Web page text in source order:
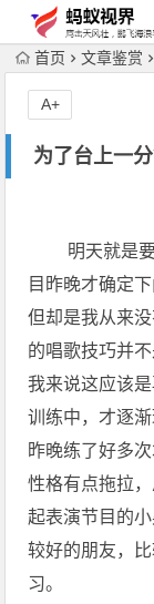
首页 文章鉴赏
为了台上一
A+
明天就是要
目昨晚才确定
但却是我从来
的唱歌技巧并
我来说这应该
训练中，才逐
昨晚练了好多
性格有点拖拉
起表演节目的
较好的朋友，
习。